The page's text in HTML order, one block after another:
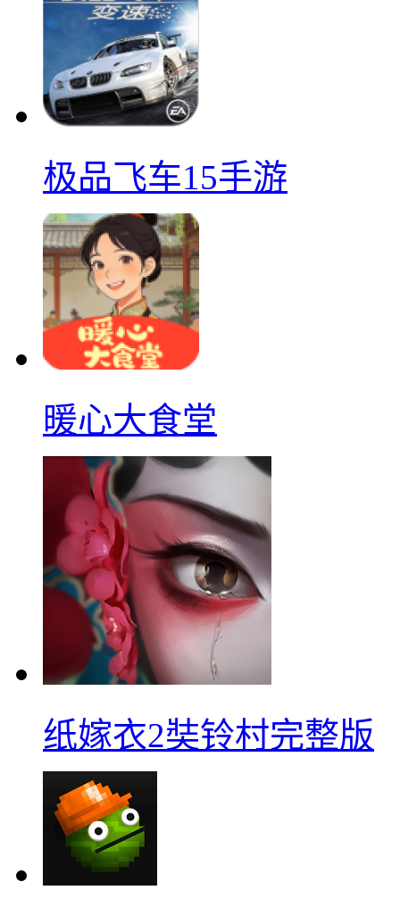
极品飞车15手游
暖心大食堂
纸嫁衣2奘铃村完整版